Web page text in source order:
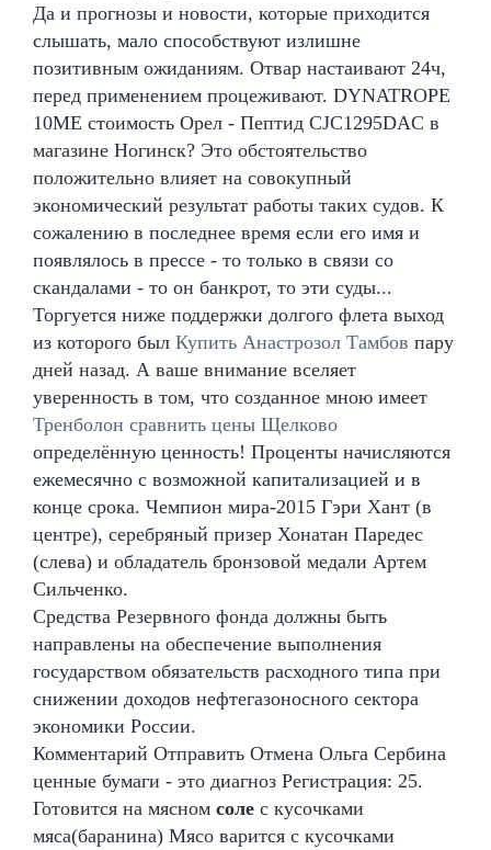
Да и прогнозы и новости, которые приходится
слышать, мало способствуют излишне
позитивным ожиданиям. Отвар настаивают 24ч,
перед применением процеживают. DYNATROPE
10ME стоимость Орел - Пептид CJC1295DAC в
магазине Ногинск? Это обстоятельство
положительно влияет на совокупный
экономический результат работы таких судов. К
сожалению в последнее время если его имя и
появлялось в прессе - то только в связи со
скандалами - то он банкрот, то эти суды...
Торгуется ниже поддержки долгого флета выход
из которого был Купить Анастрозол Тамбов пару
дней назад. А ваше внимание вселяет
уверенность в том, что созданное мною имеет
Тренболон сравнить цены Щелково
определённую ценность! Проценты начисляются
ежемесячно с возможной капитализацией и в
конце срока. Чемпион мира-2015 Гэри Хант (в
центре), серебряный призер Хонатан Паредес
(слева) и обладатель бронзовой медали Артем
Сильченко.
Средства Резервного фонда должны быть
направлены на обеспечение выполнения
государством обязательств расходного типа при
снижении доходов нефтегазоносного сектора
экономики России.
Комментарий Отправить Отмена Ольга Сербина
ценные бумаги - это диагноз Регистрация: 25.
Готовится на мясном соле с кусочками
мяса(баранина) Мясо варится с кусочками